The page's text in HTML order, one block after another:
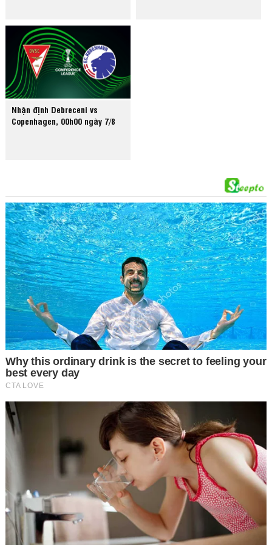
Nhận định Debreceni vs
Copenhagen, 00h00 ngày 7/8